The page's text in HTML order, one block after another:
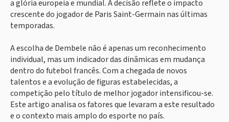
a glória europeia e mundial. A decisão reflete o impacto
crescente do jogador de Paris Saint-Germain nas últimas
temporadas.
A escolha de Dembele não é apenas um reconhecimento
individual, mas um indicador das dinâmicas em mudança
dentro do futebol francês. Com a chegada de novos
talentos e a evolução de figuras estabelecidas, a
competição pelo título de melhor jogador intensificou-se.
Este artigo analisa os fatores que levaram a este resultado
e o contexto mais amplo do esporte no país.